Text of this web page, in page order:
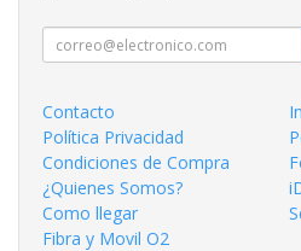
Contacto
Política Privacidad
Condiciones de Compra
¿Quienes Somos?
Como llegar
Fibra y Movil O2